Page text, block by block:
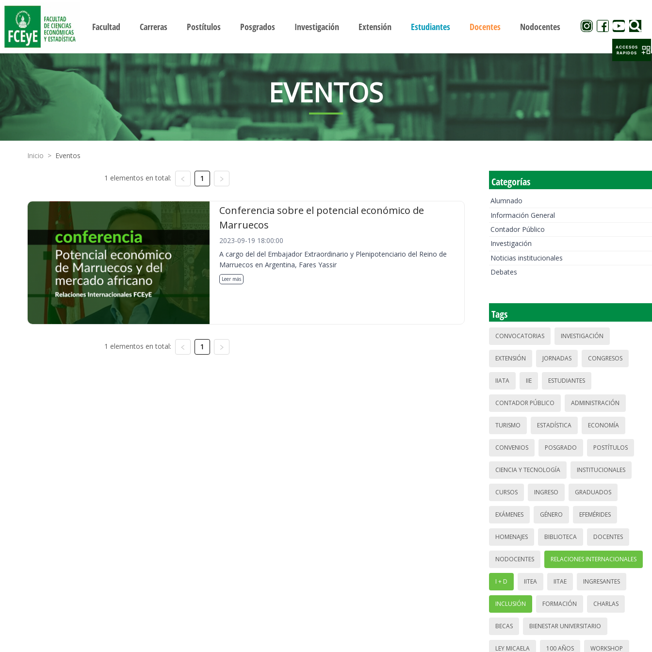
Facultad Carreras Postítulos Posgrados Investigación Extensión Estudiantes Docentes Nodocentes
EVENTOS
Inicio > Eventos
1 elementos en total: 1
Conferencia sobre el potencial económico de
Marruecos
2023-09-19 18:00:00
A cargo del del Embajador Extraordinario y Plenipotenciario del Reino de
Marruecos en Argentina, Fares Yassir
Leer más
1 elementos en total: 1
Categorías
Alumnado
Información General
Contador Público
Investigación
Noticias institucionales
Debates
Tags
CONVOCATORIAS INVESTIGACIÓN
EXTENSIÓN JORNADAS CONGRESOS
IIATA IIE ESTUDIANTES
CONTADOR PÚBLICO ADMINISTRACIÓN
TURISMO ESTADÍSTICA ECONOMÍA
CONVENIOS POSGRADO POSTÍTULOS
CIENCIA Y TECNOLOGÍA INSTITUCIONALES
CURSOS INGRESO GRADUADOS
EXÁMENES GÉNERO EFEMÉRIDES
HOMENAJES BIBLIOTECA DOCENTES
NODOCENTES RELACIONES INTERNACIONALES
I + D IITEA IITAE INGRESANTES
INCLUSIÓN FORMACIÓN CHARLAS
BECAS BIENESTAR UNIVERSITARIO
LEY MICAELA 100 AÑOS WORKSHOP
ACCESOS
RAPIDOS